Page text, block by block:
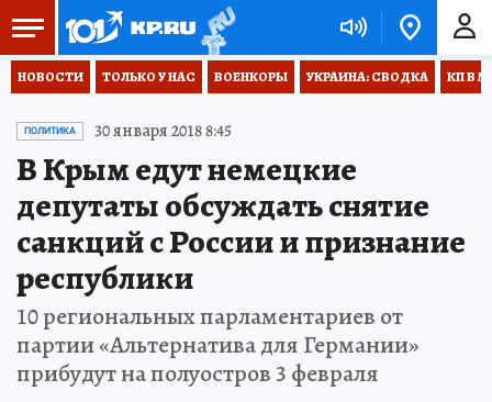
НОВОСТИ ТОЛЬКО У НАС ВОЕНКОРЫ УКРАИНА: СВОДКА КП В
ПОЛИТИКА 30 января 2018 8:45
В Крым едут немецкие
депутаты обсуждать снятие
санкций с России и признание
республики
10 региональных парламентариев от
партии «Альтернатива для Германии»
прибудут на полуостров 3 февраля